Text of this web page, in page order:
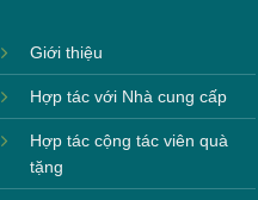
Giới thiệu
Hợp tác với Nhà cung cấp
Hợp tác cộng tác viên quà
tặng